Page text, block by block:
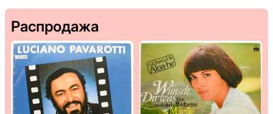
Распродажа